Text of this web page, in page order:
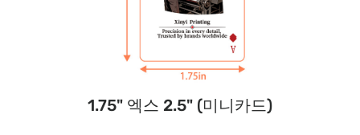
1.75" 엑스 2.5" (미니카드)